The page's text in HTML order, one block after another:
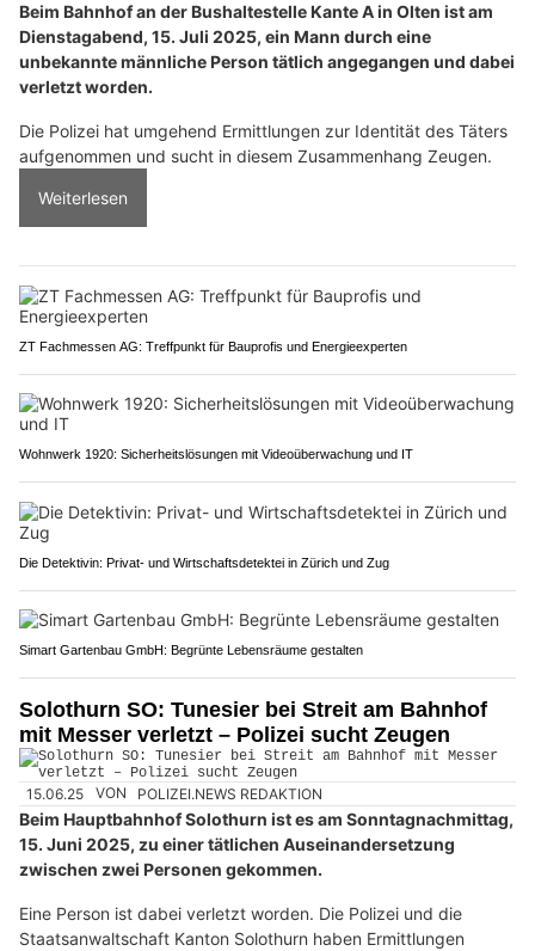
Beim Bahnhof an der Bushaltestelle Kante A in Olten ist am
Dienstagabend, 15. Juli 2025, ein Mann durch eine
unbekannte männliche Person tätlich angegangen und dabei
verletzt worden.
Die Polizei hat umgehend Ermittlungen zur Identität des Täters
aufgenommen und sucht in diesem Zusammenhang Zeugen.
Weiterlesen
ZT Fachmessen AG: Treffpunkt für Bauprofis und Energieexperten
Wohnwerk 1920: Sicherheitslösungen mit Videoüberwachung und IT
Die Detektivin: Privat- und Wirtschaftsdetektei in Zürich und Zug
Simart Gartenbau GmbH: Begrünte Lebensräume gestalten
Solothurn SO: Tunesier bei Streit am Bahnhof
mit Messer verletzt – Polizei sucht Zeugen
15.06.25 VON POLIZEI.NEWS REDAKTION
Beim Hauptbahnhof Solothurn ist es am Sonntagnachmittag,
15. Juni 2025, zu einer tätlichen Auseinandersetzung
zwischen zwei Personen gekommen.
Eine Person ist dabei verletzt worden. Die Polizei und die
Staatsanwaltschaft Kanton Solothurn haben Ermittlungen